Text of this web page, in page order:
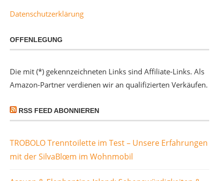
Datenschutzerklärung
OFFENLEGUNG
Die mit (*) gekennzeichneten Links sind Affiliate-Links. Als
Amazon-Partner verdienen wir an qualifizierten Verkäufen.
RSS FEED ABONNIEREN
TROBOLO Trenntoilette im Test – Unsere Erfahrungen
mit der SilvaBlœm im Wohnmobil